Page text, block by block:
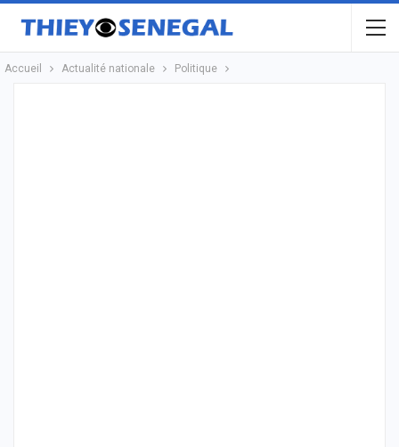
Accueil Actualité nationale Politique